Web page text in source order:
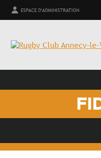
ESPACE D'ADMINISTRATION